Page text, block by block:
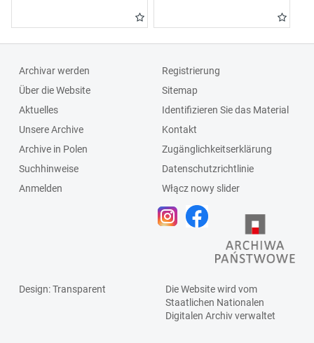
Archivar werden
Über die Website
Aktuelles
Unsere Archive
Archive in Polen
Suchhinweise
Anmelden
Registrierung
Sitemap
Identifizieren Sie das Material
Kontakt
Zugänglichkeitserklärung
Datenschutzrichtlinie
Włącz nowy slider
Design: Transparent
Die Website wird vom
Staatlichen Nationalen
Digitalen Archivverwaltet